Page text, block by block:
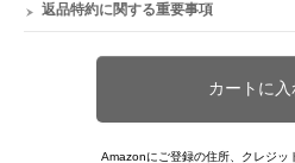
返品特約に関する重要事項
Amazonにご登録の住所、クレジッ